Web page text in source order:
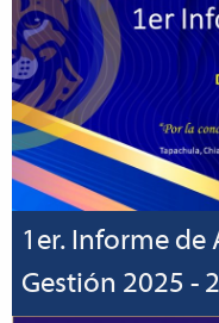
1er. Informe de
Gestión 2025 -